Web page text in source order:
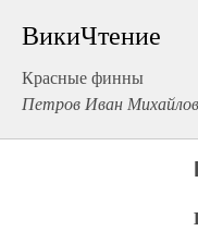
ВикиЧтение
Красные финны
Петров Иван